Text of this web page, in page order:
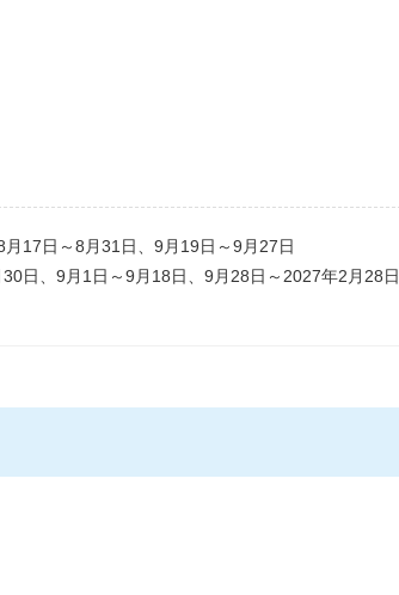
17日～8月31日、9月19日～9月27日
日、9月1日～9月18日、9月28日～2027年2月28日